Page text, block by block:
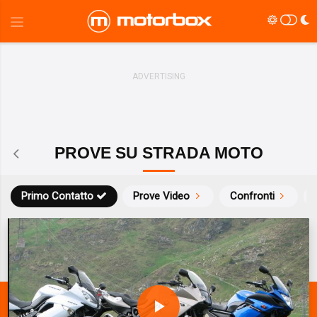
PROVE SU STRADA MOTO
Prove Video Confronti
Primo Contatto